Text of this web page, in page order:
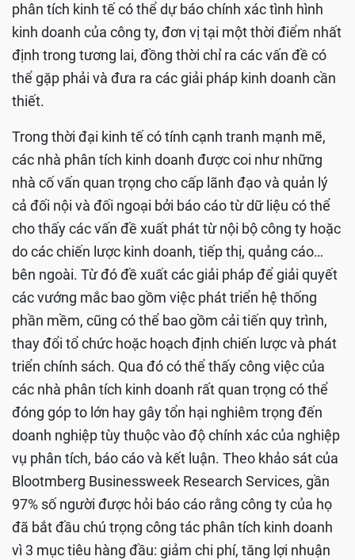
phân tích kinh tế có thể dự báo chính xác tình hình
kinh doanh của công ty, đơn vị tại một thời điểm nhất
định trong tương lai, đồng thời chỉ ra các vấn đề có
thể gặp phải và đưa ra các giải pháp kinh doanh cần
thiết.
Trong thời đại kinh tế có tính cạnh tranh mạnh mẽ,
các nhà phân tích kinh doanh được coi như những
nhà cố vấn quan trọng cho cấp lãnh đạo và quản lý
cả đối nội và đối ngoại bởi báo cáo từ dữ liệu có thể
cho thấy các vấn đề xuất phát từ nội bộ công ty hoặc
do các chiến lược kinh doanh, tiếp thị, quảng cáo…
bên ngoài. Từ đó đề xuất các giải pháp để giải quyết
các vướng mắc bao gồm việc phát triển hệ thống
phần mềm, cũng có thể bao gồm cải tiến quy trình,
thay đổi tổ chức hoặc hoạch định chiến lược và phát
triển chính sách. Qua đó có thể thấy công việc của
các nhà phân tích kinh doanh rất quan trọng có thể
đóng góp to lớn hay gây tổn hại nghiêm trọng đến
doanh nghiệp tùy thuộc vào độ chính xác của nghiệp
vụ phân tích, báo cáo và kết luận. Theo khảo sát của
Blootmberg Businessweek Research Services, gần
97% số người được hỏi báo cáo rằng công ty của họ
đã bắt đầu chú trọng công tác phân tích kinh doanh
vì 3 mục tiêu hàng đầu: giảm chi phí, tăng lợi nhuận